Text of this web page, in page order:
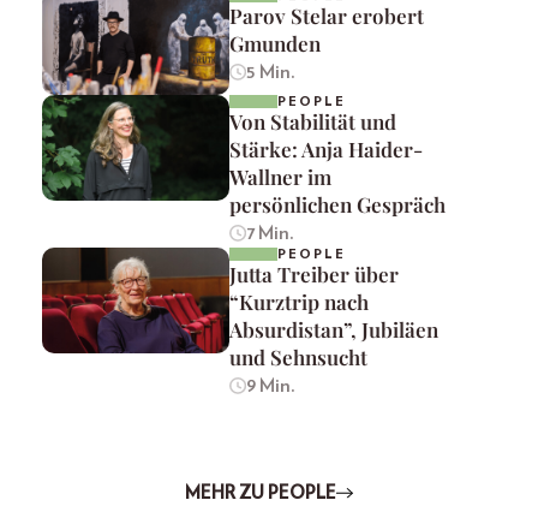
Parov Stelar erobert
Gmunden
5 Min.
PEOPLE
Von Stabilität und
Stärke: Anja Haider-
Wallner im
persönlichen Gespräch
7 Min.
PEOPLE
Jutta Treiber über
“Kurztrip nach
Absurdistan”, Jubiläen
und Sehnsucht
9 Min.
MEHR ZU PEOPLE